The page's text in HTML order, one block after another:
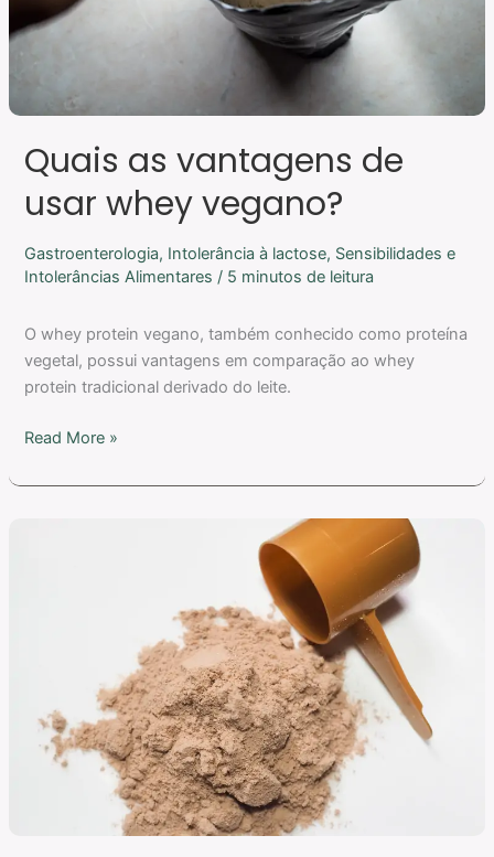
Quais as vantagens de
usar whey vegano?
Gastroenterologia, Intolerância à lactose, Sensibilidades e
Intolerâncias Alimentares / 5 minutos de leitura
O whey protein vegano, também conhecido como proteína
vegetal, possui vantagens em comparação ao whey
protein tradicional derivado do leite.
Read More »
vantagem?